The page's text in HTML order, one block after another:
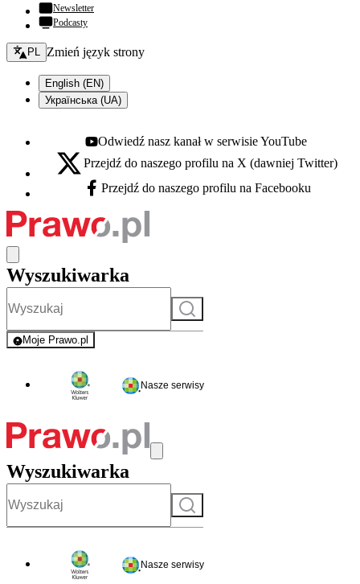
Newsletter
Podcasty
Zmień język - bieżący:
PL Zmień język strony
English (EN)
Українська (UA)
Youtube - otwiera się w nowej karcie
Odwiedź nasz kanał w serwisie YouTube
X - otwiera się w nowej karcie
Przejdź do naszego profilu na X (dawniej Twitter)
Facebook - otwiera się w nowej karcie
Przejdź do naszego profilu na Facebooku
Wyszukiwarka
Szukaj
Moje Prawo.pl
- rejestracja i logowanie do serwisu
Nasze serwisy
Wyszukiwarka
Szukaj
Nasze serwisy